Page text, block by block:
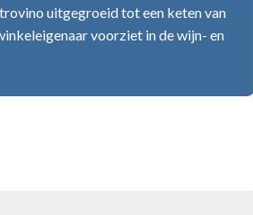
uitgegroeid tot een keten van
voorziet in de wijn- en